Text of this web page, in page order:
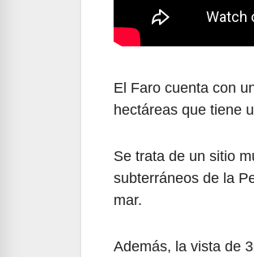
El Faro cuenta con
hectáreas que tiene
Se trata de un sitio
subterráneos de la
mar.
Además, la vista de